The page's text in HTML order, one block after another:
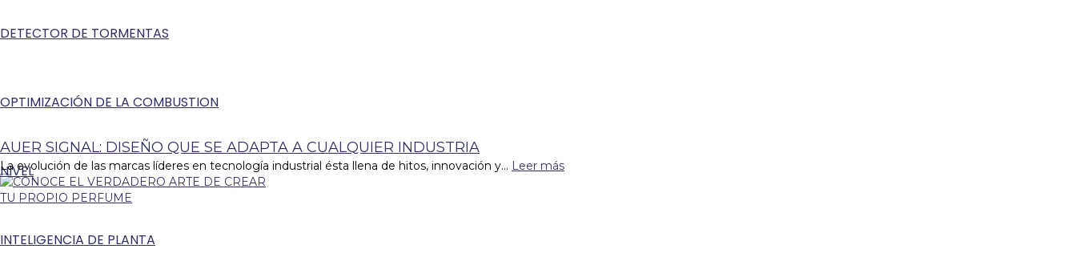
DETECTOR DE TORMENTAS
OPTIMIZACIÓN DE LA COMBUSTION
NIVEL
INTELIGENCIA DE PLANTA
AUER SIGNAL: DISEÑO QUE SE ADAPTA A CUALQUIER INDUSTRIA
La evolución de las marcas líderes en tecnología industrial ésta llena de hitos, innovación y... Leer más